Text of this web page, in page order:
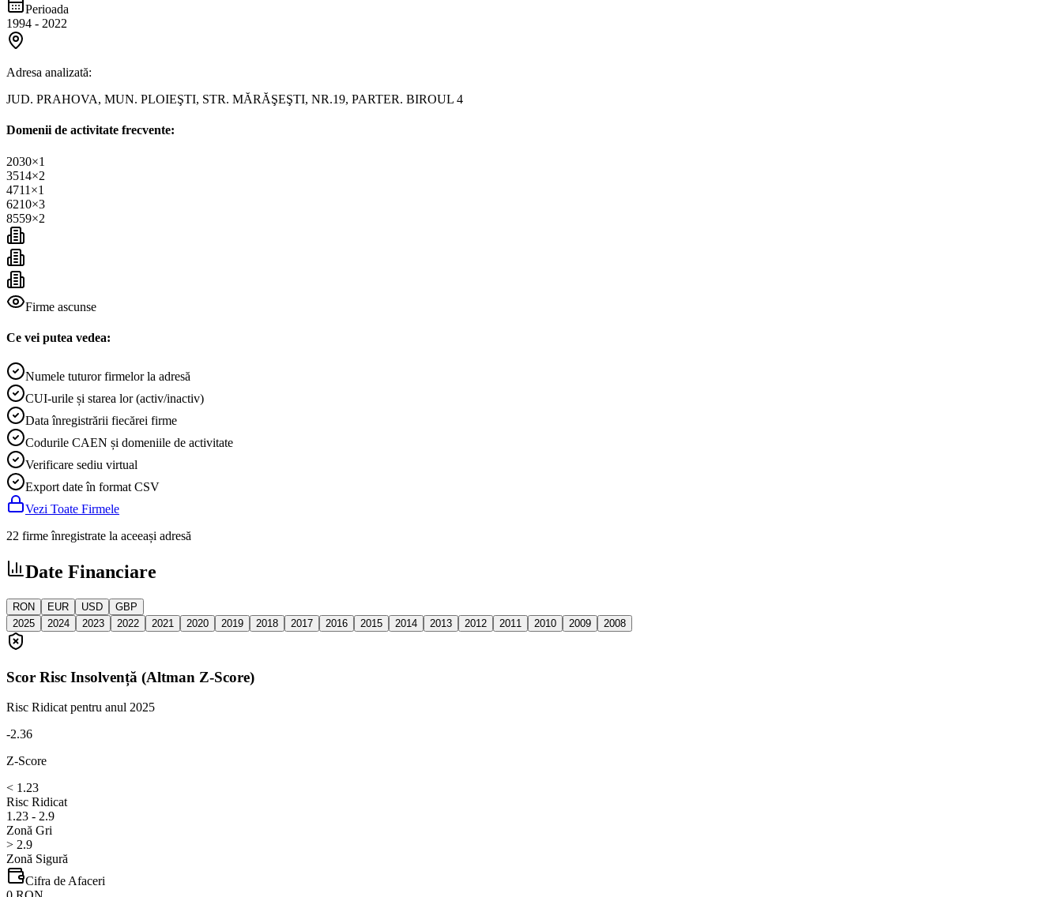
Perioada
1994 - 2022
Adresa analizată:
JUD. PRAHOVA, MUN. PLOIEŞTI, STR. MĂRĂŞEŞTI, NR.19, PARTER. BIROUL 4
Domenii de activitate frecvente:
2030×1
3514×2
4711 ×1
6210×3
8559×2
Firme ascunse
Ce vei putea vedea:
Numele tuturor firmelor la adresă
CUI-urile și starea lor (activ/inactiv)
Data înregistrării fiecărei firme
Codurile CAEN și domeniile de activitate
Verificare sediu virtual
Export date în format CSV
Vezi Toate Firmele
22 firme înregistrate la aceeași adresă
Date Financiare
RON EUR USD
GBP
2025
2024 2023 2022 2021 2020 2019 2018 2017 2016 2015 2014 2013 2012 2011 2010 2009 2008
Scor Risc Insolvență (Altman Z-Score)
Risc Ridicat pentru anul 2025
-2.36
Z-Score
< 1.23
Risc Ridicat
1.23 - 2.9
Zonă Gri
> 2.9
Zonă Sigură
Cifra de Afaceri